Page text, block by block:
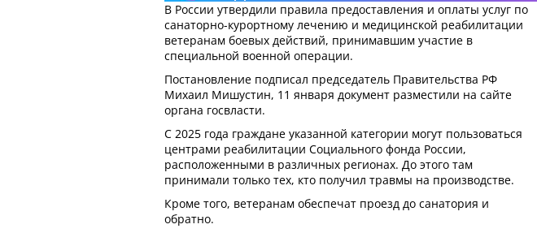
В России утвердили правила предоставления и оплаты услуг по
санаторно-курортному лечению и медицинской реабилитации
ветеранам боевых действий, принимавшим участие в
специальной военной операции.
Постановление подписал председатель Правительства РФ
Михаил Мишустин, 11 января документ разместили на сайте
органа госвласти.
С 2025 года граждане указанной категории могут пользоваться
центрами реабилитации Социального фонда России,
расположенными в различных регионах. До этого там
принимали только тех, кто получил травмы на производстве.
Кроме того, ветеранам обеспечат проезд до санатория и
обратно.